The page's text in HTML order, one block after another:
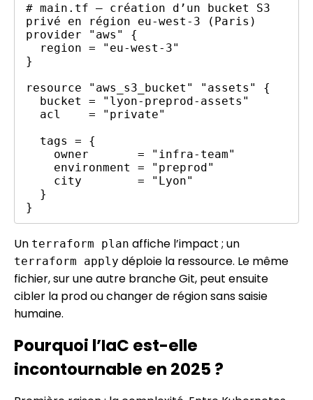
# main.tf – création d’un bucket S3
privé en région eu-west-3 (Paris)
provider "aws" {
}
resource "aws_s3_bucket" "assets" {
Un terraform plan affiche l’impact ; un
terraform apply déploie la ressource. Le même
fichier, sur une autre branche Git, peut ensuite
cibler la prod ou changer de région sans saisie
humaine.
Pourquoi l’IaC est-elle
incontournable en 2025 ?